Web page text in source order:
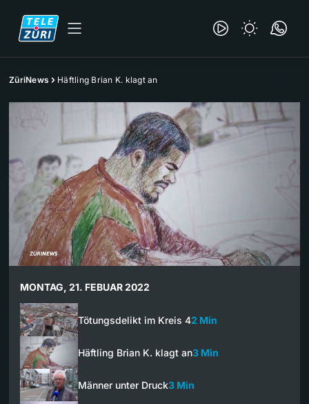
ZüriNews Häftling Brian K. klagt an
MONTAG, 21. FEBUAR 2022
Tötungsdelikt im Kreis 42 Min
Häftling Brian K. klagt an3 Min
Männer unter Druck3 Min